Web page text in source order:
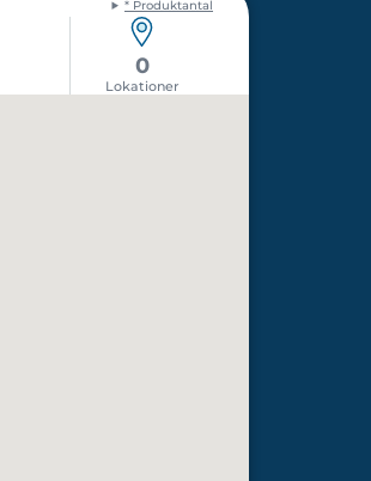
* Produktantal
0
Lokationer